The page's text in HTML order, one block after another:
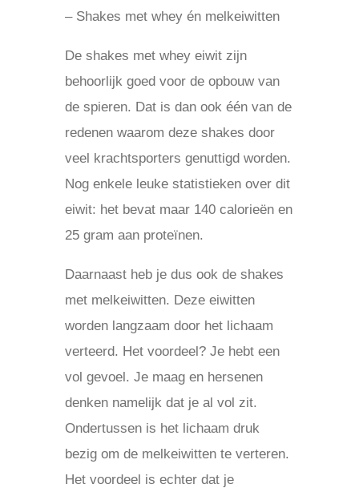
– Shakes met whey én melkeiwitten
De shakes met whey eiwit zijn
behoorlijk goed voor de opbouw van
de spieren. Dat is dan ook één van de
redenen waarom deze shakes door
veel krachtsporters genuttigd worden.
Nog enkele leuke statistieken over dit
eiwit: het bevat maar 140 calorieën en
25 gram aan proteïnen.
Daarnaast heb je dus ook de shakes
met melkeiwitten. Deze eiwitten
worden langzaam door het lichaam
verteerd. Het voordeel? Je hebt een
vol gevoel. Je maag en hersenen
denken namelijk dat je al vol zit.
Ondertussen is het lichaam druk
bezig om de melkeiwitten te verteren.
Het voordeel is echter dat je